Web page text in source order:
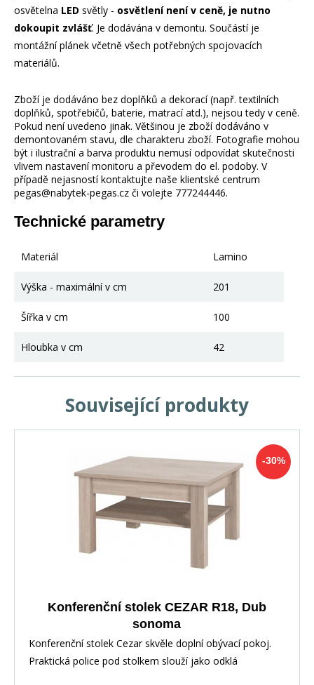
osvětelna LED světly - osvětlení není v ceně, je nutno
dokoupit zvlášť. Je dodávána v demontu. Součástí je
montážní plánek včetně všech potřebných spojovacích
materiálů.
Zboží je dodáváno bez doplňků a dekorací (např. textilních
doplňků, spotřebičů, baterie, matrací atd.), nejsou tedy v ceně.
Pokud není uvedeno jinak. Většinou je zboží dodáváno v
demontovaném stavu, dle charakteru zboží. Fotografie mohou
být i ilustrační a barva produktu nemusí odpovídat skutečnosti
vlivem nastavení monitoru a převodem do el. podoby. V
případě nejasností kontaktujte naše klientské centrum
pegas@nabytek-pegas.cz či volejte 777244446.
Technické parametry
Materiál Lamino
Výška - maximální v cm 201
Šířka v cm 100
Hloubka v cm 42
Související produkty
-30%
Konferenční stolek CEZAR R18, Dub
sonoma
Konferenční stolek Cezar skvěle doplní obývací pokoj.
Praktická police pod stolkem slouží jako odklá